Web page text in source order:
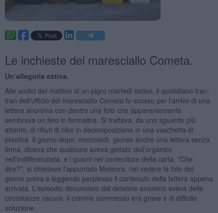
Le inchieste del maresciallo Cometa.
Un’allegoria estiva.
Alle undici del mattino di un pigro martedì estivo, il quotidiano tran,
tran dell'ufficio del maresciallo Cometa fu scosso per l’arrivo di una
lettera anonima con dentro una foto che apparentemente
sembrava un feto in formalina. Si trattava, da uno sguardo più
attento, di rifiuti di cibo in decomposizione in una vaschetta di
plastica. Il giorno dopo, mercoledì, giunse anche una lettera senza
firma, diceva che qualcuno aveva gettato dell'organico
nell'indifferenziata, e i guanti nel contenitore della carta. "Che
dire?", si chiedeva l'appuntato Meteora, nel vedere la foto del
giorno prima e leggendo perplesso il contenuto della lettera appena
arrivata. L'episodio denunciato dal delatore anonimo aveva delle
circostanze oscure, il crimine commesso era grave e di difficile
soluzione.